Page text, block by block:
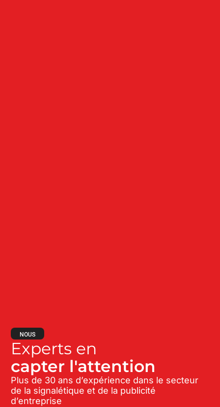
NOUS
Experts en
capter l'attention
Plus de 30 ans d’expérience dans le secteur
de la signalétique et de la publicité
d’entreprise